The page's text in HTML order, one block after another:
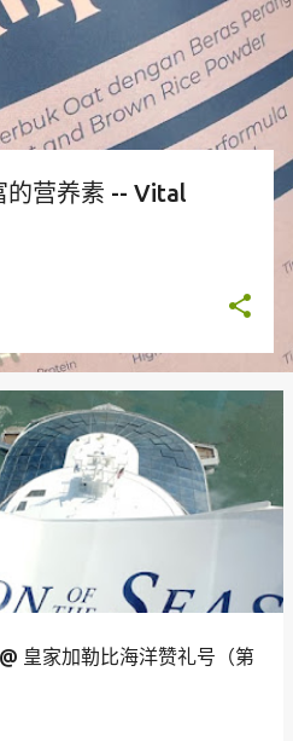
的营养素 -- Vital
皇家加勒比海洋赞礼号（第